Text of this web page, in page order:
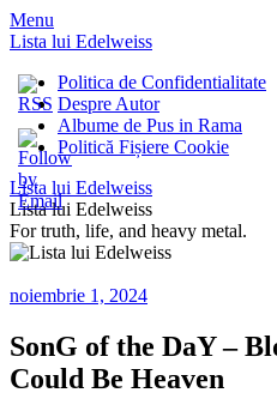
Menu
Lista lui Edelweiss
Politica de Confidentialitate
Despre Autor
Albume de Pus in Rama
Politică Fișiere Cookie
Lista lui Edelweiss
Lista lui Edelweiss
For truth, life, and heavy metal.
noiembrie 1, 2024
SonG of the DaY –
Could Be Heaven